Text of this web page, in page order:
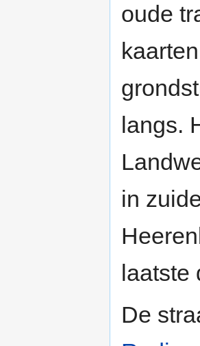
oude
langs.
in
De